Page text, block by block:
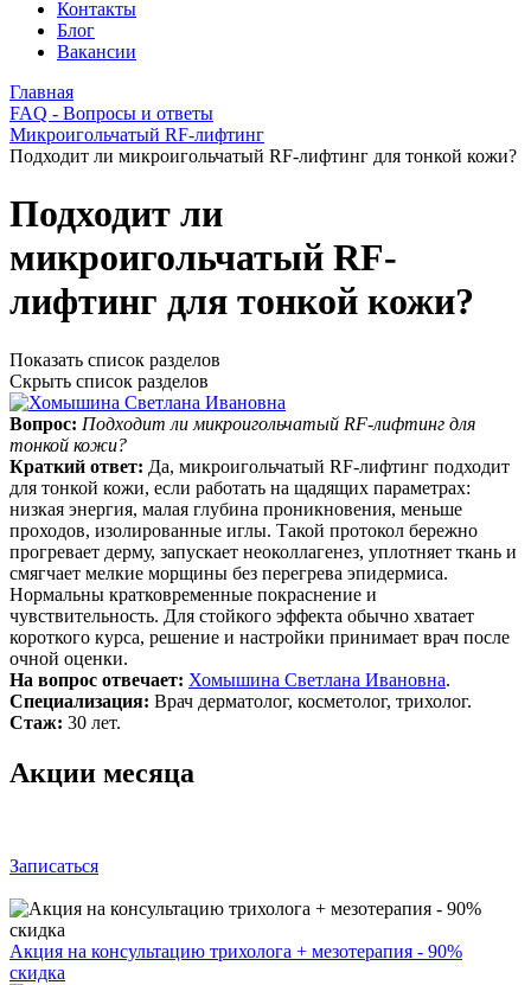
Контакты
Блог
Вакансии
Главная
FAQ - Вопросы и ответы
Микроигольчатый RF-лифтинг
Подходит ли микроигольчатый RF-лифтинг для тонкой кожи?
Подходит ли
микроигольчатый RF-
лифтинг для тонкой кожи?
Показать список разделов
Скрыть список разделов
Вопрос: Подходит ли микроигольчатый RF-лифтинг для
тонкой кожи?
Краткий ответ: Да, микроигольчатый RF‑лифтинг подходит
для тонкой кожи, если работать на щадящих параметрах:
низкая энергия, малая глубина проникновения, меньше
проходов, изолированные иглы. Такой протокол бережно
прогревает дерму, запускает неоколлагенез, уплотняет ткань и
смягчает мелкие морщины без перегрева эпидермиса.
Нормальны кратковременные покраснение и
чувствительность. Для стойкого эффекта обычно хватает
короткого курса, решение и настройки принимает врач после
очной оценки.
На вопрос отвечает: Хомышина Светлана Ивановна.
Специализация: Врач дерматолог, косметолог, трихолог.
Стаж: 30 лет.
Акции месяца
Записаться
Акция на консультацию трихолога + мезотерапия - 90%
скидка